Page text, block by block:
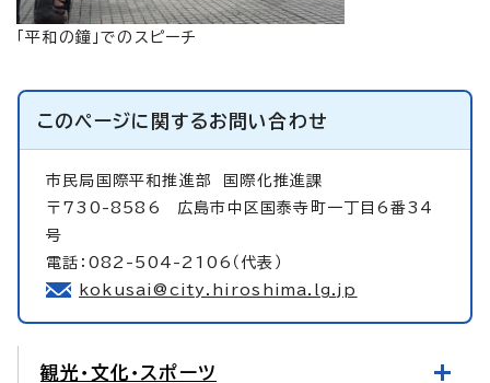
「平和の鐘」でのスピーチ
このページに関するお問い合わせ
市民局国際平和推進部
国際化推進課
〒730-8586 広島市中区国泰寺町一丁目6番34
号
電話：082-504-2106（代表）
kokusai@city.hiroshima.lg.jp
観光・文化・スポーツ